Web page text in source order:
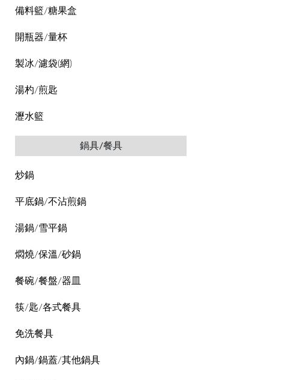
備料籃/糖果盒
開瓶器/量杯
製冰/濾袋(網)
湯杓/煎匙
瀝水籃
鍋具/餐具
炒鍋
平底鍋/不沾煎鍋
湯鍋/雪平鍋
燜燒/保溫/砂鍋
餐碗/餐盤/器皿
筷/匙/各式餐具
免洗餐具
內鍋/鍋蓋/其他鍋具